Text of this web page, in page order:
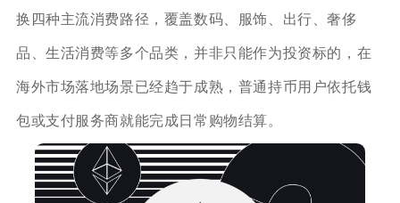
换四种主流消费路径，覆盖数码、服饰、出行、奢侈
品、生活消费等多个品类，并非只能作为投资标的，在
海外市场落地场景已经趋于成熟，普通持币用户依托钱
包或支付服务商就能完成日常购物结算。